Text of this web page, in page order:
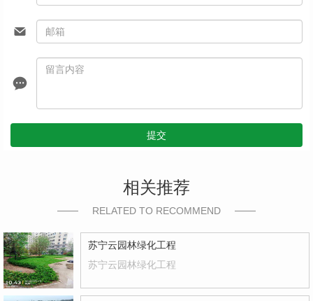
提交
相关推荐
RELATED TO RECOMMEND
苏宁云园林绿化工程
苏宁云园林绿化工程